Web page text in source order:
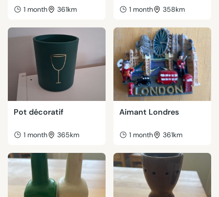
1 month 361km 1 month 358km
Pot décoratif
1 month 365km
Aimant Londres
1 month 361km